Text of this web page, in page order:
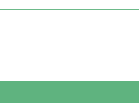
วาฬของประ
capital of
แห่งการดูวา